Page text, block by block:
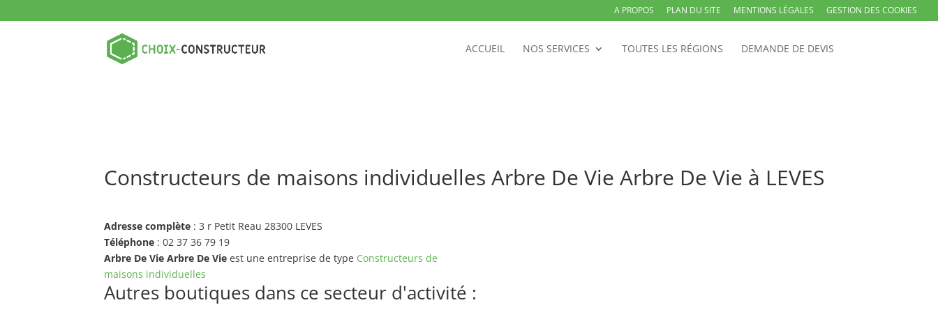
A PROPOS PLAN DU SITE MENTIONS LÉGALES GESTION DES COOKIES
ACCUEIL NOS SERVICES TOUTES LES RÉGIONS DEMANDE DE DEVIS
Constructeurs de maisons individuelles Arbre De Vie Arbre De Vie à LEVES
Adresse complète : 3 r Petit Reau 28300 LEVES
Téléphone : 02 37 36 79 19
Arbre De Vie Arbre De Vie est une entreprise de type Constructeurs de
maisons individuelles
Autres boutiques dans ce secteur d'activité :